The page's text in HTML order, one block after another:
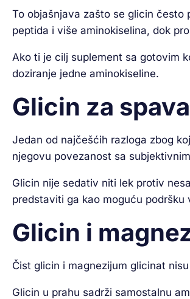
To objašnjava zašto se glicin često
peptida i više aminokiselina, dok
Ako ti je cilj suplement sa gotovim
doziranje jedne aminokiseline.
Glicin za
Jedan od najčešćih razloga zbog
njegovu povezanost sa
Glicin nije sedativ niti lek protiv
predstaviti ga kao moguću
Glicin i
Čist glicin i magnezijum glicinat
Glicin u prahu sadrži samostalnu